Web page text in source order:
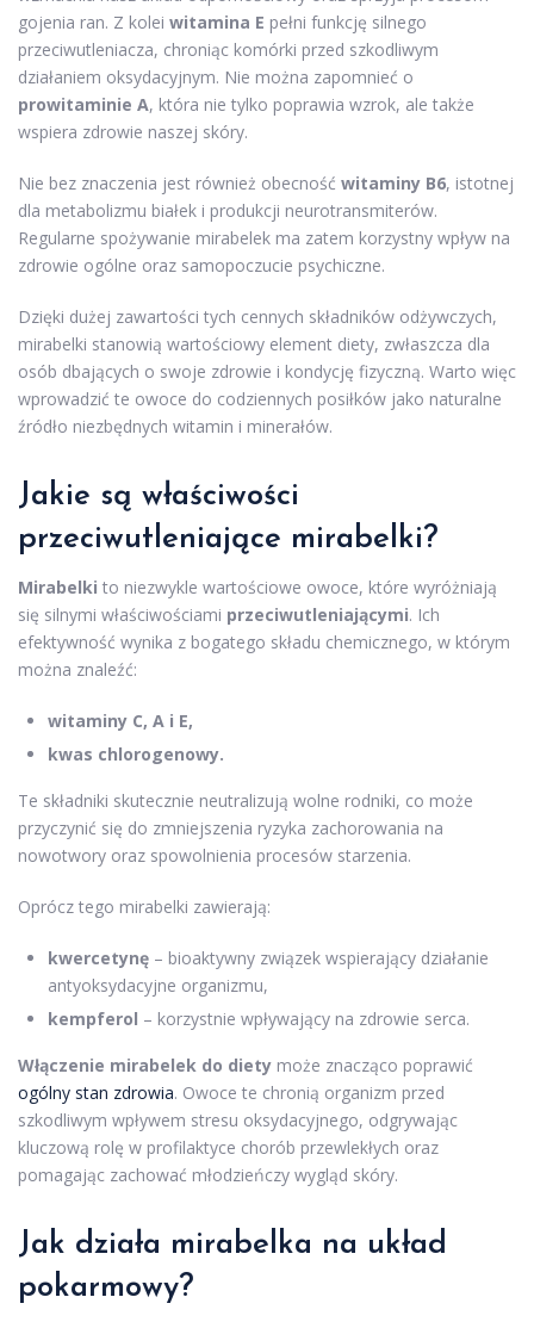
gojenia ran. Z kolei witamina E pełni funkcję silnego
przeciwutleniacza, chroniąc komórki przed szkodliwym
działaniem oksydacyjnym. Nie można zapomnieć o
prowitaminie A, która nie tylko poprawia wzrok, ale także
wspiera zdrowie naszej skóry.
Nie bez znaczenia jest również obecność witaminy B6, istotnej
dla metabolizmu białek i produkcji neurotransmiterów.
Regularne spożywanie mirabelek ma zatem korzystny wpływ na
zdrowie ogólne oraz samopoczucie psychiczne.
Dzięki dużej zawartości tych cennych składników odżywczych,
mirabelki stanowią wartościowy element diety, zwłaszcza dla
osób dbających o swoje zdrowie i kondycję fizyczną. Warto więc
wprowadzić te owoce do codziennych posiłków jako naturalne
źródło niezbędnych witamin i minerałów.
Jakie są właściwości
przeciwutleniające mirabelki?
Mirabelki to niezwykle wartościowe owoce, które wyróżniają
się silnymi właściwościami przeciwutleniającymi. Ich
efektywność wynika z bogatego składu chemicznego, w którym
można znaleźć:
witaminy C, A i E,
kwas chlorogenowy.
Te składniki skutecznie neutralizują wolne rodniki, co może
przyczynić się do zmniejszenia ryzyka zachorowania na
nowotwory oraz spowolnienia procesów starzenia.
Oprócz tego mirabelki zawierają:
kwercetynę – bioaktywny związek wspierający działanie
antyoksydacyjne organizmu,
kempferol – korzystnie wpływający na zdrowie serca.
Włączenie mirabelek do diety może znacząco poprawić
ogólny stan zdrowia. Owoce te chronią organizm przed
szkodliwym wpływem stresu oksydacyjnego, odgrywając
kluczową rolę w profilaktyce chorób przewlekłych oraz
pomagając zachować młodzieńczy wygląd skóry.
Jak działa mirabelka na układ
pokarmowy?